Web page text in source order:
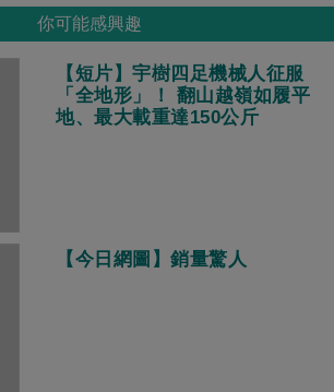
你可能感興趣
【短片】宇樹四足機械人征服
「全地形」！ 翻山越嶺如履平
地、最大載重達150公斤
【今日網圖】銷量驚人